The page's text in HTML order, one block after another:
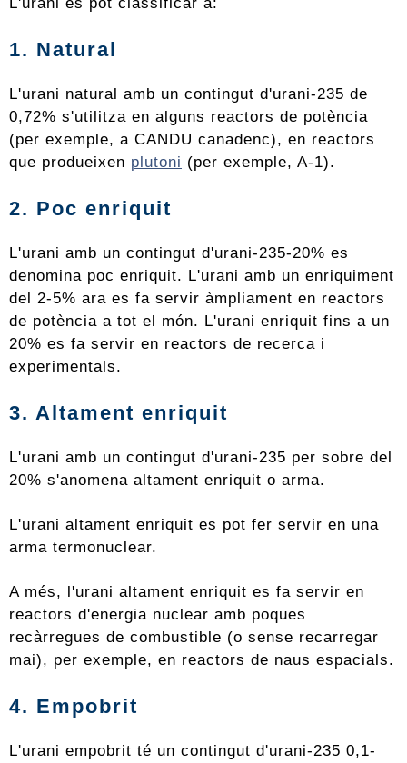
1. Natural
L'urani natural amb un contingut d'urani-235 de
0,72% s'utilitza en alguns reactors de potència
(per exemple, a CANDU canadenc), en reactors
que produeixen plutoni (per exemple, A-1).
2. Poc enriquit
L'urani amb un contingut d'urani-235-20% es
denomina poc enriquit. L'urani amb un enriquiment
del 2-5% ara es fa servir àmpliament en reactors
de potència a tot el món. L'urani enriquit fins a un
20% es fa servir en reactors de recerca i
experimentals.
3. Altament enriquit
L'urani amb un contingut d'urani-235 per sobre del
20% s'anomena altament enriquit o arma.
L'urani altament enriquit es pot fer servir en una
arma termonuclear.
A més, l'urani altament enriquit es fa servir en
reactors d'energia nuclear amb poques
recàrregues de combustible (o sense recarregar
mai), per exemple, en reactors de naus espacials.
4. Empobrit
L'urani empobrit té un contingut d'urani-235 0,1-